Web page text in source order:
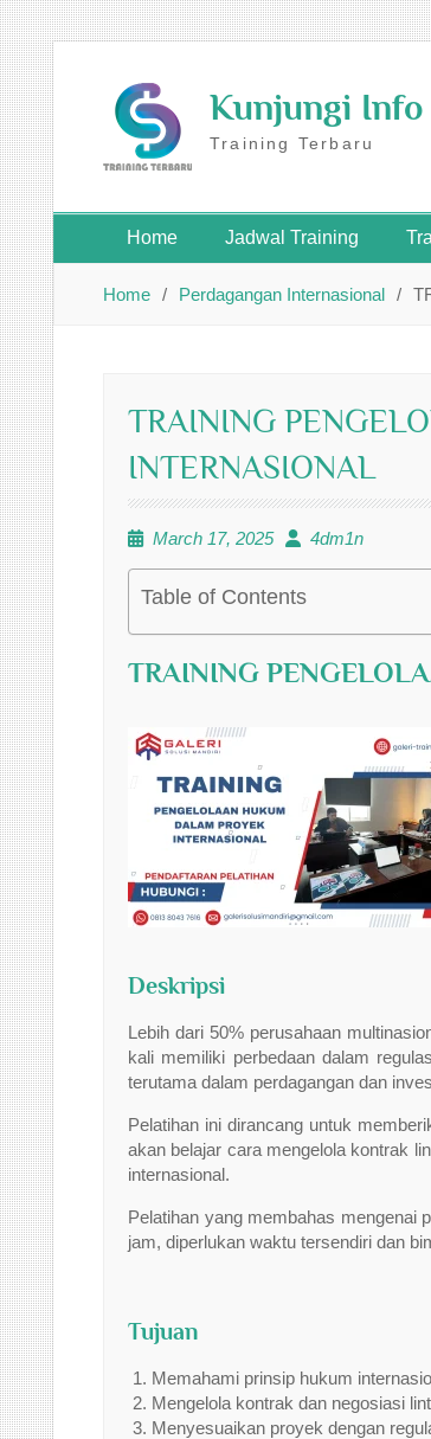
Skip
to
content
Kunjungi
Training Terbaru
Home Jadwal Training
Home Perdagangan Internasional
TRAINING
INTERNASIONAL
March 17, 2025 4dm1n
Table of Contents
TRAINING
Deskripsi
Lebih dari 50% perusahaan
kali memiliki perbedaan dalam
terutama dalam perdagangan dan
Pelatihan ini dirancang untuk
akan belajar cara mengelola kontrak
internasional.
Pelatihan yang membahas mengenai
jam, diperlukan waktu tersendiri dan
Tujuan
Memahami prinsip hukum
Mengelola kontrak dan negosiasi
Menyesuaikan proyek dengan